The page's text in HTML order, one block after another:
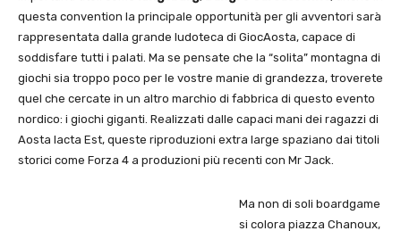
questa convention la principale opportunità per gli avventori sarà
rappresentata dalla grande ludoteca di GiocAosta, capace di
soddisfare tutti i palati. Ma se pensate che la “solita” montagna di
giochi sia troppo poco per le vostre manie di grandezza, troverete
quel che cercate in un altro marchio di fabbrica di questo evento
nordico: i giochi giganti. Realizzati dalle capaci mani dei ragazzi di
Aosta Iacta Est, queste riproduzioni extra large spaziano dai titoli
storici come Forza 4 a produzioni più recenti con Mr Jack.
Ma non di soli boardgame
si colora piazza Chanoux,